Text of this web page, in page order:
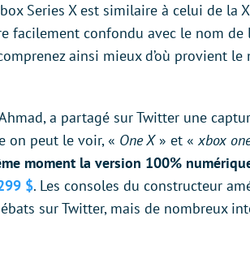
Series X est similaire à celui de la
facilement confondu avec le nom de
ainsi mieux d’où provient le
a partagé sur Twitter une
on peut le voir, « One X» et « xbox
moment la version 100%
$. Les consoles du constructeur
sur Twitter, mais de nombreux